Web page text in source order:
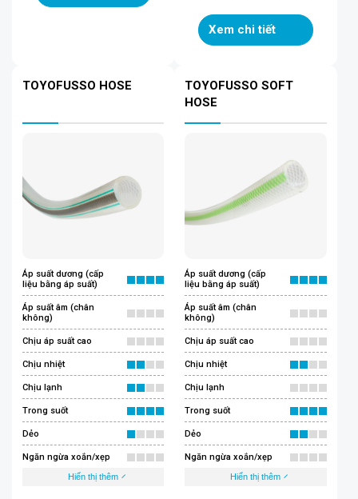
Xem chi tiết
TOYOFUSSO HOSE
Áp suất dương (cấp
liệu bằng áp suất)
Áp suất âm (chân
không)
Chịu áp suất cao
Chịu nhiệt
Chịu lạnh
Trong suốt
Dẻo
Ngăn ngừa xoắn/xẹp
Hiển thị thêm
TOYOFUSSO SOFT
HOSE
Áp suất dương (cấp
liệu bằng áp suất)
Áp suất âm (chân
không)
Chịu áp suất cao
Chịu nhiệt
Chịu lạnh
Trong suốt
Dẻo
Ngăn ngừa xoắn/xẹp
Hiển thị thêm